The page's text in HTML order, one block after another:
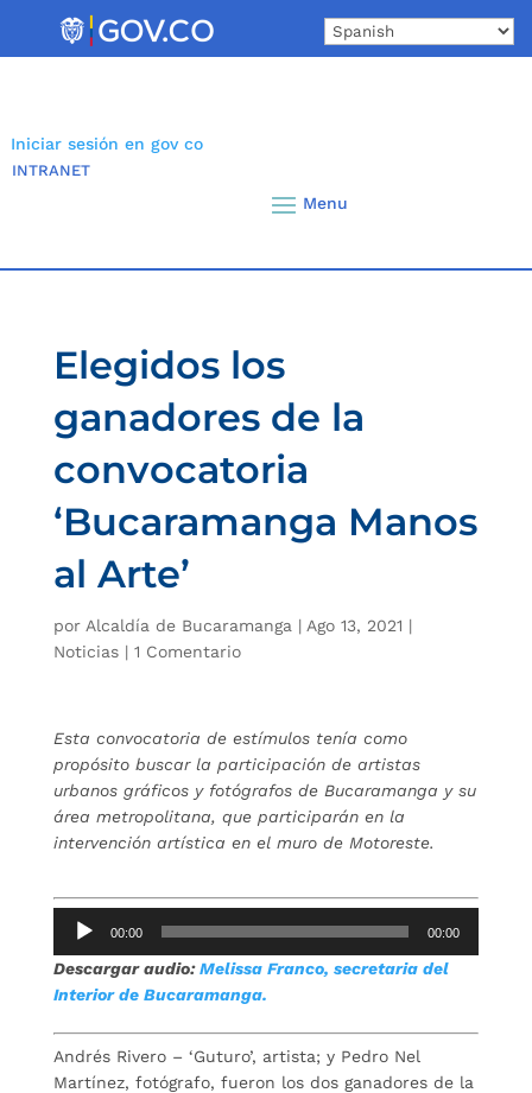
Iniciar sesión en gov co
INTRANET
Elegidos los
ganadores de la
convocatoria
‘Bucaramanga Manos
al Arte’
por Alcaldía de Bucaramanga | Ago 13, 2021 |
Noticias| 1 Comentario
Esta convocatoria de estímulos tenía como
propósito buscar la participación de artistas
urbanos gráficos y fotógrafos de Bucaramanga y su
área metropolitana, que participarán en la
intervención artística en el muro de Motoreste.
Reproductor
audio
00:00 00:00
Descargar audio:Melissa Franco, secretaria del
Interior de Bucaramanga.
Andrés Rivero – ‘Guturo’, artista; y Pedro Nel
Martínez, fotógrafo, fueron los dos ganadores de la